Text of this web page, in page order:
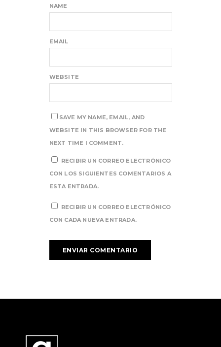
NAME
EMAIL
WEBSITE
SAVE MY NAME, EMAIL, AND
WEBSITE IN THIS BROWSER FOR THE
NEXT TIME I COMMENT.
RECIBIR UN CORREO ELECTRÓNICO
CON LOS SIGUIENTES COMENTARIOS A
ESTA ENTRADA.
RECIBIR UN CORREO ELECTRÓNICO
CON CADA NUEVA ENTRADA.